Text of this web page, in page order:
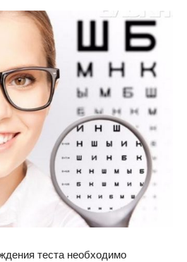
теста необходимо